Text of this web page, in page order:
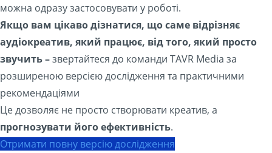
можна одразу застосовувати у роботі.
Якщо вам цікаво дізнатися, що саме відрізняє
аудіокреатив, який працює, від того, який просто
звучить –звертайтеся до команди TAVR Media за
розширеною версією дослідження та практичними
рекомендаціями
Це дозволяє не просто створювати креатив, а
прогнозувати його ефективність.
Отримати повну версію дослідження